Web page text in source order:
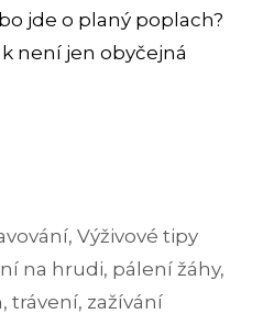
jde o planý poplach?
není jen obyčejná
,Výživové tipy
na hrudi, pálení žáhy,
, trávení, zažívání